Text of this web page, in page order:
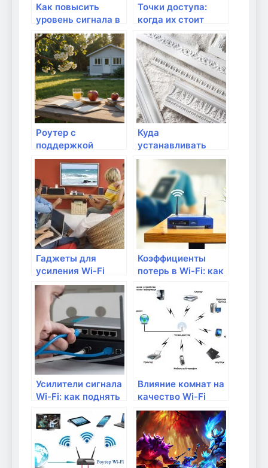
Как повысить
уровень сигнала в
многоквартирных
домах?
Точки доступа:
когда их стоит
подключить к
домашней сети?
Роутер с
поддержкой
4G/5G: когда стоит
выбирать для дачи
Куда
устанавливать
маршрутизатор
для лучшего Wi-Fi
сигнала?
Гаджеты для
усиления Wi-Fi
сигнала: мифы и
реальность
Коэффициенты
потерь в Wi-Fi: как
их снизить?
Усилители сигнала
Wi-Fi: как поднять
Влияние комнат на
качество Wi-Fi
сигнала